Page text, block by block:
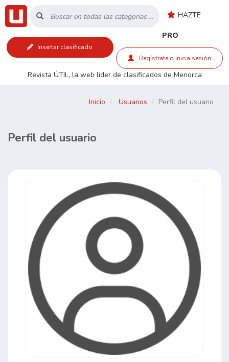
HAZTE
PRO
Insertar clasificado
Regístrate o inicia sesión
Revista ÚTIL, la web lider de clasificados de Menorca
Inicio
RSS
Inicio Usuarios Perfil del usuario
Perfil del usuario